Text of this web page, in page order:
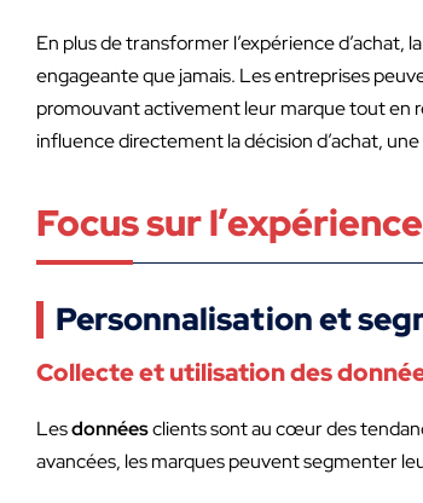
En plus de transformer l’expérience
engageante que jamais. Les entreprises
promouvant activement leur marque tout en
influence directement la décision d’achat,
Focus sur
Personnalisation et
Collecte et utilisation des
Lesdonnéesclients sont au cœur des
avancées, les marques peuvent segmenter